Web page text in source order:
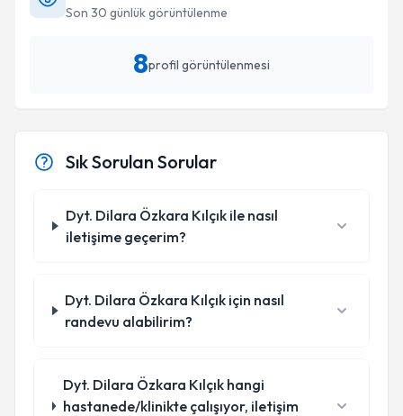
Son 30 günlük görüntülenme
8profil görüntülenmesi
Sık Sorulan Sorular
Dyt. Dilara Özkara Kılçık ile nasıl
iletişime geçerim?
Dyt. Dilara Özkara Kılçık için nasıl
randevu alabilirim?
Dyt. Dilara Özkara Kılçık hangi
hastanede/klinikte çalışıyor, iletişim